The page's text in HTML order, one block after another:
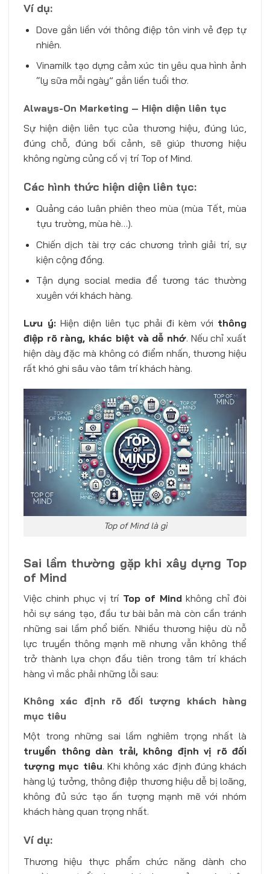
Ví dụ:
Dove gắn liền với thông điệp tôn vinh vẻ đẹp tự
nhiên.
Vinamilk tạo dựng cảm xúc tin yêu qua hình ảnh
“ly sữa mỗi ngày” gắn liền tuổi thơ.
Always-On Marketing – Hiện diện liên tục
Sự hiện diện liên tục của thương hiệu, đúng lúc,
đúng chỗ, đúng bối cảnh, sẽ giúp thương hiệu
không ngừng củng cố vị trí Top of Mind.
Các hình thức hiện diện liên tục:
Quảng cáo luân phiên theo mùa (mùa Tết, mùa
tựu trường, mùa hè…).
Chiến dịch tài trợ các chương trình giải trí, sự
kiện cộng đồng.
Tận dụng social media để tương tác thường
xuyên với khách hàng.
Lưu ý: Hiện diện liên tục phải đi kèm với thông
điệp rõ ràng, khác biệt và dễ nhớ. Nếu chỉ xuất
hiện dày đặc mà không có điểm nhấn, thương hiệu
rất khó ghi sâu vào tâm trí khách hàng.
Top of Mind là gì
Sai lầm thường gặp khi xây dựng Top
of Mind
Việc chinh phục vị trí Top of Mind không chỉ đòi
hỏi sự sáng tạo, đầu tư bài bản mà còn cần tránh
những sai lầm phổ biến. Nhiều thương hiệu dù nỗ
lực truyền thông mạnh mẽ nhưng vẫn không thể
trở thành lựa chọn đầu tiên trong tâm trí khách
hàng vì mắc phải những lỗi sau:
Không xác định rõ đối tượng khách hàng
mục tiêu
Một trong những sai lầm nghiêm trọng nhất là
truyền thông dàn trải, không định vị rõ đối
tượng mục tiêu. Khi không xác định đúng khách
hàng lý tưởng, thông điệp thương hiệu dễ bị loãng,
không đủ sức tạo ấn tượng mạnh mẽ với nhóm
khách hàng quan trọng nhất.
Ví dụ:
Thương hiệu thực phẩm chức năng dành cho